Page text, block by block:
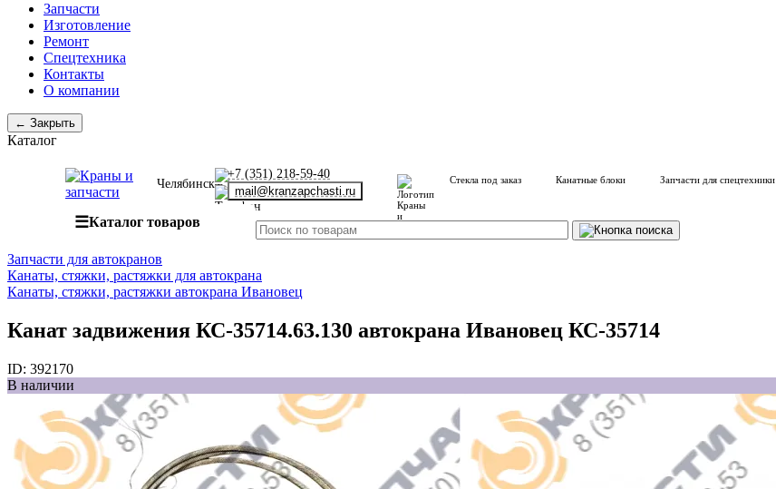
Запчасти
Изготовление
Ремонт
Спецтехника
Контакты
О компании
← Закрыть
Каталог
Челябинск
+7 (351) 218-59-40
mail@kranzapchasti.ru
Стекла под заказ Канатные блоки Запчасти для спецтехники
☰Каталог товаров
Запчасти для автокранов
Канаты, стяжки, растяжки для автокрана
Канаты, стяжки, растяжки автокрана Ивановец
Канат задвижения КС-35714.63.130 автокрана Ивановец КС-35714
ID: 392170
В наличии